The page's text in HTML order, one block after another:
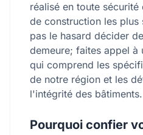
réalisé en toute
de construction les plus
pas le hasard décider
demeure; faites appel à
qui comprend les
de notre région et les
l'intégrité des bâtiments.
Pourquoi confier